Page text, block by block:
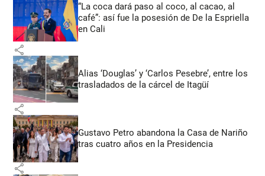
“La coca dará paso al coco, al cacao, al
café”: así fue la posesión de De la Espriella
en Cali
share
Alias ‘Douglas’ y ‘Carlos Pesebre’, entre los
trasladados de la cárcel de Itagüí
share
Gustavo Petro abandona la Casa de Nariño
tras cuatro años en la Presidencia
share